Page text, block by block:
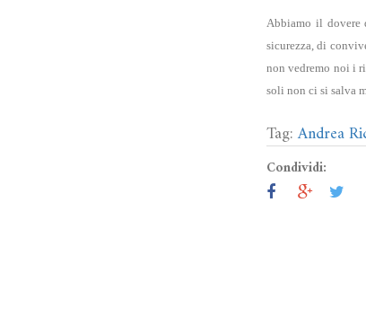
Abbiamo il dovere
sicurezza, di
non vedremo noi i
soli non ci si salva
Tag:Andrea
Condividi: